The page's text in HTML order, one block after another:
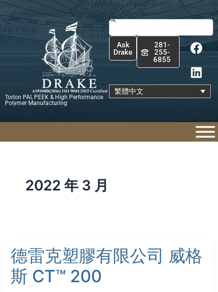
跳
至
主
Torlon PAI, PEEK & High Performance
Polymer Manufacturing
搜
尋
Ask
Drake
281-
255-
6855
F
a
c
e
b
o
k
L
i
n
k
e
d
n
繁體中文
2022 年 3 月
德雷克塑膠有限公司 威格
斯 CT™ 200
雷
克
塑
膠